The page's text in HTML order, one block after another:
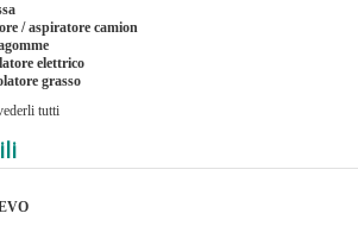
/ aspiratore camion
elettrico
grasso
tutti